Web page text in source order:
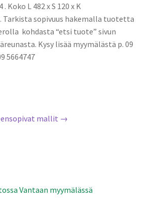
. Koko L 482 x S 120 x K
Tarkista sopivuus hakemalla tuotetta
kohdasta “etsi tuote” sivun
Kysy lisää myymälästä p. 09
5664747
mallit →
Vantaan myymälässä